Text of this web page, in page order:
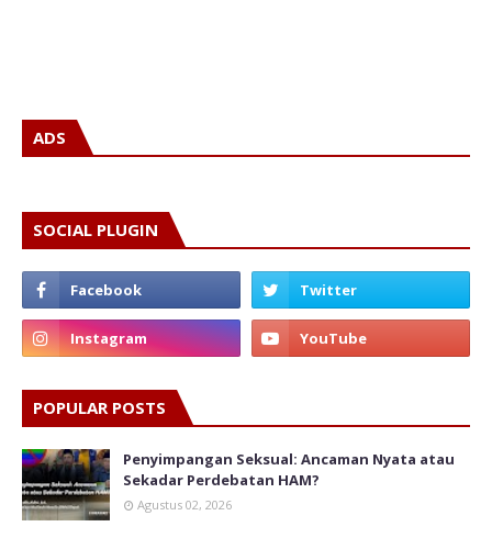
ADS
SOCIAL PLUGIN
POPULAR POSTS
Penyimpangan Seksual: Ancaman Nyata atau
Sekadar Perdebatan HAM?
Agustus 02, 2026